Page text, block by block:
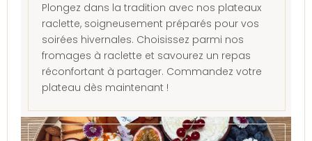
Plongez dans la tradition avec nos plateaux
raclette, soigneusement préparés pour vos
soirées hivernales. Choisissez parmi nos
fromages à raclette et savourez un repas
réconfortant à partager. Commandez votre
plateau dès maintenant !